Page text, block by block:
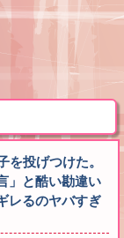
を投げつけた。
」と酷い勘違い
レるのヤバすぎ